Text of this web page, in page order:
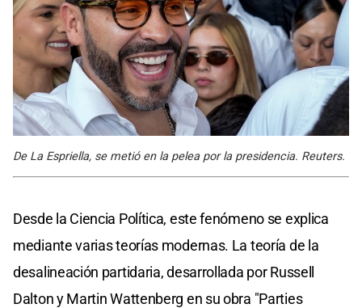
De La Espriella, se metió en la pelea por la presidencia. Reuters.
Desde la Ciencia Política, este fenómeno se explica
mediante varias teorías modernas. La teoría de la
desalineación partidaria, desarrollada por Russell
Dalton y Martin Wattenberg en su obra "Parties